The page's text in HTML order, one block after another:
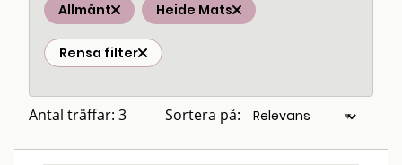
Allmänt Heide Mats
Rensa filter
Antal träffar: 3 Sortera på: